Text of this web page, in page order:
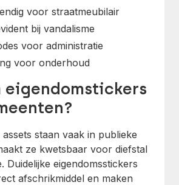
voor straatmeubilair
bij vandalisme
voor administratie
voor onderhoud
eigendomstickers
assets staan vaak in publieke
ze kwetsbaar voor diefstal
Duidelijke eigendomsstickers
afschrikmiddel en maken